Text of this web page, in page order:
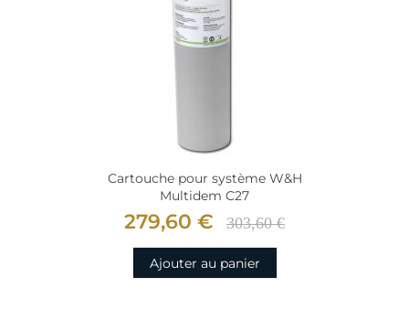
Cartouche pour système W&H
Multidem C27
279,60 € 303,60 €
Ajouter au panier